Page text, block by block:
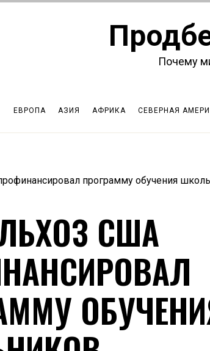
Почему
ЕВРОПА АЗИЯ АФРИКА СЕВЕРНАЯ
программу обучения
США